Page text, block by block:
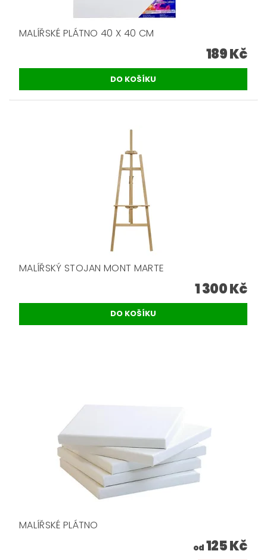
MALÍŘSKÉ PLÁTNO 40 X 40 CM
189 Kč
MALÍŘSKÝ STOJAN MONT MARTE
1 300 Kč
MALÍŘSKÉ PLÁTNO
od 125 Kč